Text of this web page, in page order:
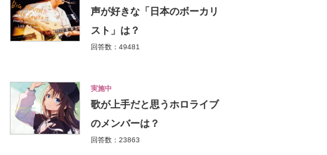
声が好きな「日本のボーカリ
スト」は？
回答数：49481
実施中
歌が上手だと思うホロライブ
のメンバーは？
回答数：23863